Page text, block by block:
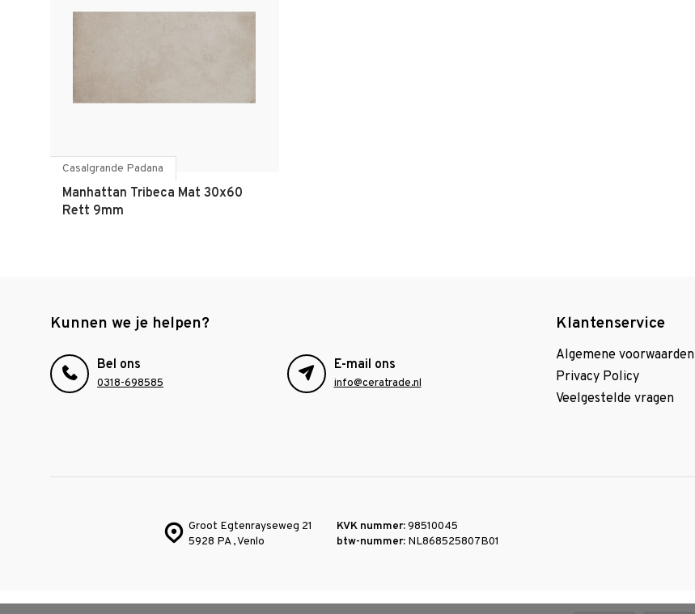
Casalgrande Padana
Manhattan Tribeca Mat 30x60
Rett 9mm
Kunnen we je helpen?
Bel ons
0318-698585
E-mail ons
info@ceratrade.nl
Klantenservice
Algemene voorwaarden
Privacy Policy
Veelgestelde vragen
Groot Egtenrayseweg 21
5928 PA , Venlo
KVK nummer:98510045
btw-nummer: NL868525807B01